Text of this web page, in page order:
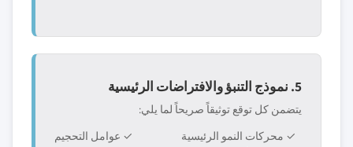
5. نموذج التنبؤ والافتراضات الرئيسية
يتضمن كل توقع توثيقاً صريحاً لما يلي:
✓ محركات النمو الرئيسية
✓ عوامل التحجيم